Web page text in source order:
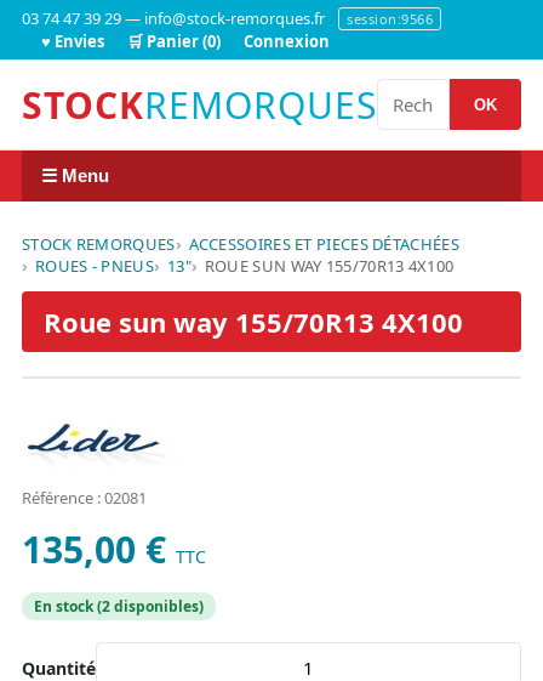
03 74 47 39 29 — info@stock-remorques.fr session:9566
♥ Envies 🛒 Panier (0) Connexion
STOCKREMORQUES OK
☰ Menu
STOCK REMORQUES
ACCESSOIRES ET PIECES DÉTACHÉES
ROUES - PNEUS
13" ROUE SUN WAY 155/70R13 4X100
Roue sun way 155/70R13 4X100
Référence : 02081
135,00 € TTC
En stock (2 disponibles)
Quantité